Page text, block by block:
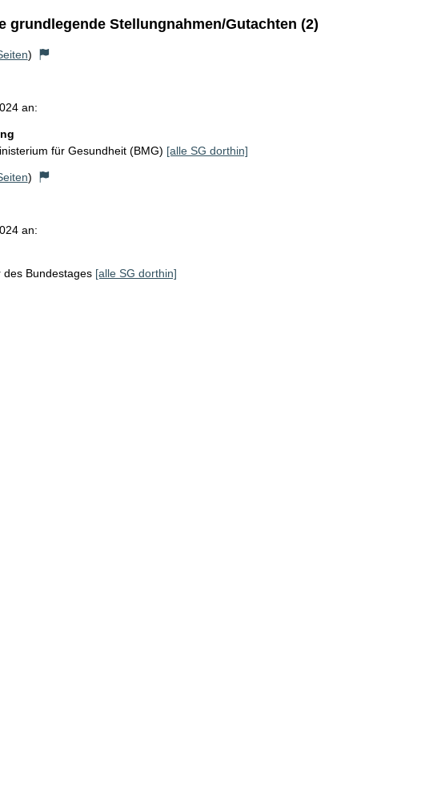
grundlegende Stellungnahmen/Gutachten (2)
)
an:
für Gesundheit (BMG) [alle SG dorthin]
)
an:
des Bundestages [alle SG dorthin]